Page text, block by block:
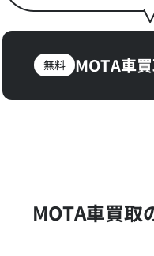
無料 MOTA車
MOTA車買取